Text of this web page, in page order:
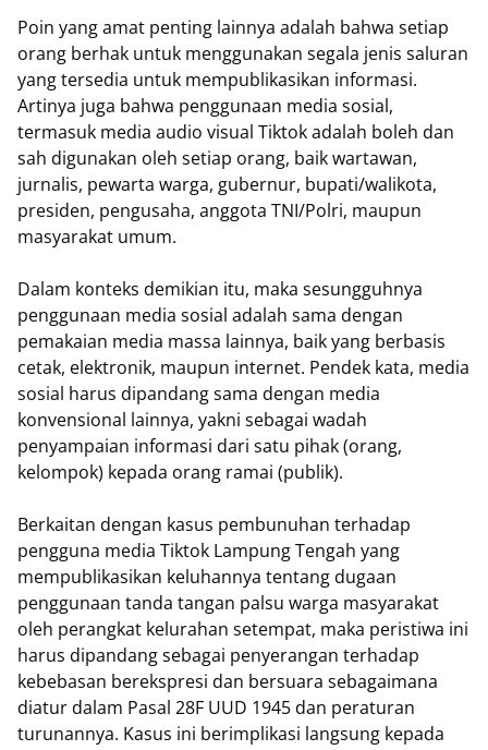
Poin yang amat penting lainnya adalah bahwa setiap
orang berhak untuk menggunakan segala jenis saluran
yang tersedia untuk mempublikasikan informasi.
Artinya juga bahwa penggunaan media sosial,
termasuk media audio visual Tiktok adalah boleh dan
sah digunakan oleh setiap orang, baik wartawan,
jurnalis, pewarta warga, gubernur, bupati/walikota,
presiden, pengusaha, anggota TNI/Polri, maupun
masyarakat umum.
Dalam konteks demikian itu, maka sesungguhnya
penggunaan media sosial adalah sama dengan
pemakaian media massa lainnya, baik yang berbasis
cetak, elektronik, maupun internet. Pendek kata, media
sosial harus dipandang sama dengan media
konvensional lainnya, yakni sebagai wadah
penyampaian informasi dari satu pihak (orang,
kelompok) kepada orang ramai (publik).
Berkaitan dengan kasus pembunuhan terhadap
pengguna media Tiktok Lampung Tengah yang
mempublikasikan keluhannya tentang dugaan
penggunaan tanda tangan palsu warga masyarakat
oleh perangkat kelurahan setempat, maka peristiwa ini
harus dipandang sebagai penyerangan terhadap
kebebasan berekspresi dan bersuara sebagaimana
diatur dalam Pasal 28F UUD 1945 dan peraturan
turunannya. Kasus ini berimplikasi langsung kepada